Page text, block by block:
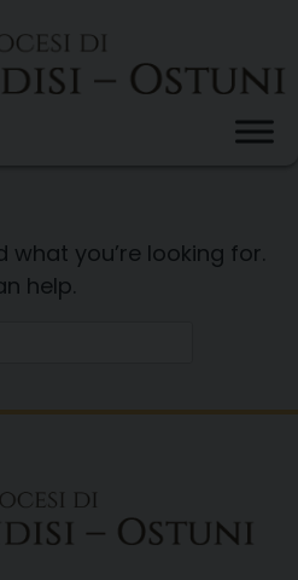
what you’re looking for.
help.